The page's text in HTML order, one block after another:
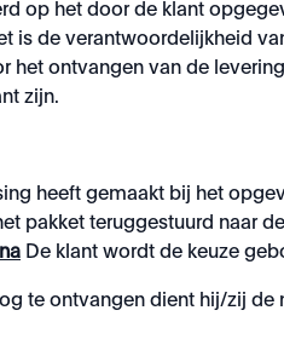
op het door de klant
is de verantwoordelijkheid
het ontvangen van de
zijn.
heeft gemaakt bij het
pakket teruggestuurd naar
De klant wordt de keuze
te ontvangen dient hij/zij de